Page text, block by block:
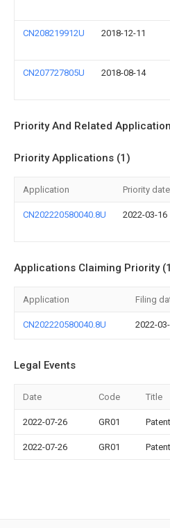
CN208219912U 2018-12-11
CN207727805U 2018-08-14
Priority And Related
Priority Applications (1)
Application Priority date
CN202220580040.8U 2022-03-16
Applications Claiming Priority
Application Filing
CN202220580040.8U 2022-
Legal Events
Date Code Title
2022-07-26 GR01
2022-07-26 GR01